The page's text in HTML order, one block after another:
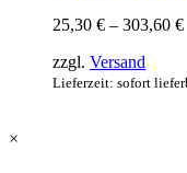
25,30 € – 303,60 €
zzgl. Versand
Lieferzeit: sofort
×